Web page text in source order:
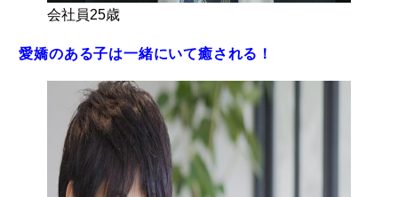
会社員25歳
愛嬌のある子は一緒にいて癒される！